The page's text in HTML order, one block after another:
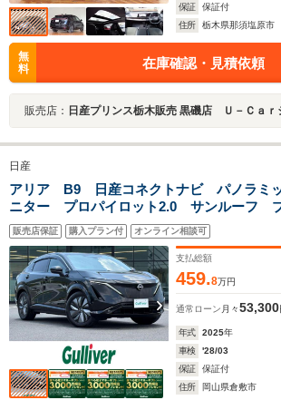
保証
保証付
住所
栃木県那須塩原市
無
料
在庫確認・見積依頼
販売店： 日産プリンス栃木販売 黒磯店 Ｕ－Ｃａｒ
日産
アリア B9 日産コネクトナビ パノラミ
ニター プロパイロット2.0 サンルーフ
トリモートパーキング アンビエントライ
360°セーフティーアシスト ダブルシャー
ETC
販売店保証 購入プラン付 オンライン相談可
支払総額
459.8万円
通常ローン 月々53,300
年式 2025年
車検
'28/03
保証
保証付
住所
岡山県倉敷市